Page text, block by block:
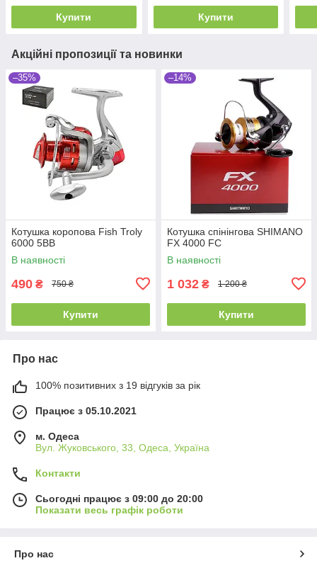
Купити Купити
Акційні пропозиції та новинки
–35%
Котушка коропова Fish Troly
6000 5BB
В наявності
490 ₴ 750 ₴
Купити
–14%
Котушка спінінгова SHIMANO
FX 4000 FC
В наявності
1 032 ₴ 1 200 ₴
Купити
Про нас
100% позитивних з 19 відгуків за рік
Працює з 05.10.2021
м. Одеса
Вул. Жуковського, 33, Одеса, Україна
Контакти
Сьогодні працює з 09:00 до 20:00
Показати весь графік роботи
Про нас